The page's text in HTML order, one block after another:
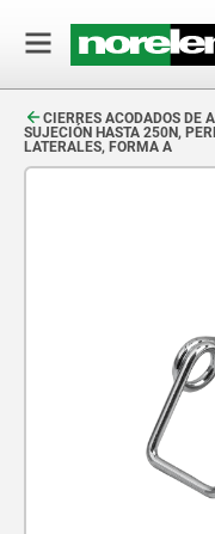
CIERRES ACODADOS DE
SUJECIÓN HASTA 250N,
LATERALES, FORMA A